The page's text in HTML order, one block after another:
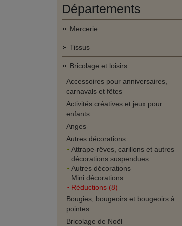
Départements
Mercerie
Tissus
Bricolage et loisirs
Accessoires pour anniversaires,
carnavals et fêtes
Activités créatives et jeux pour
enfants
Anges
Autres décorations
Attrape-rêves, carillons et autres
décorations suspendues
Autres décorations
Mini décorations
Réductions (8)
Bougies, bougeoirs et bougeoirs à
pointes
Bricolage de Noël